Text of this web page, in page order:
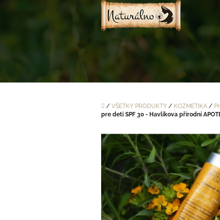
Domov
/ VŠETKY PRODUKTY / KOZMETIKA /
pre deti SPF 30 - Havlíkova přírodní